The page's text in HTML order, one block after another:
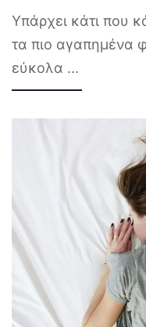
Υπάρχει κάτι που
τα πιο αγαπημένα
εύκολα ...